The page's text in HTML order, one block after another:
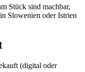
Stück sind machbar,
Slowenien oder Istrien
(digital oder